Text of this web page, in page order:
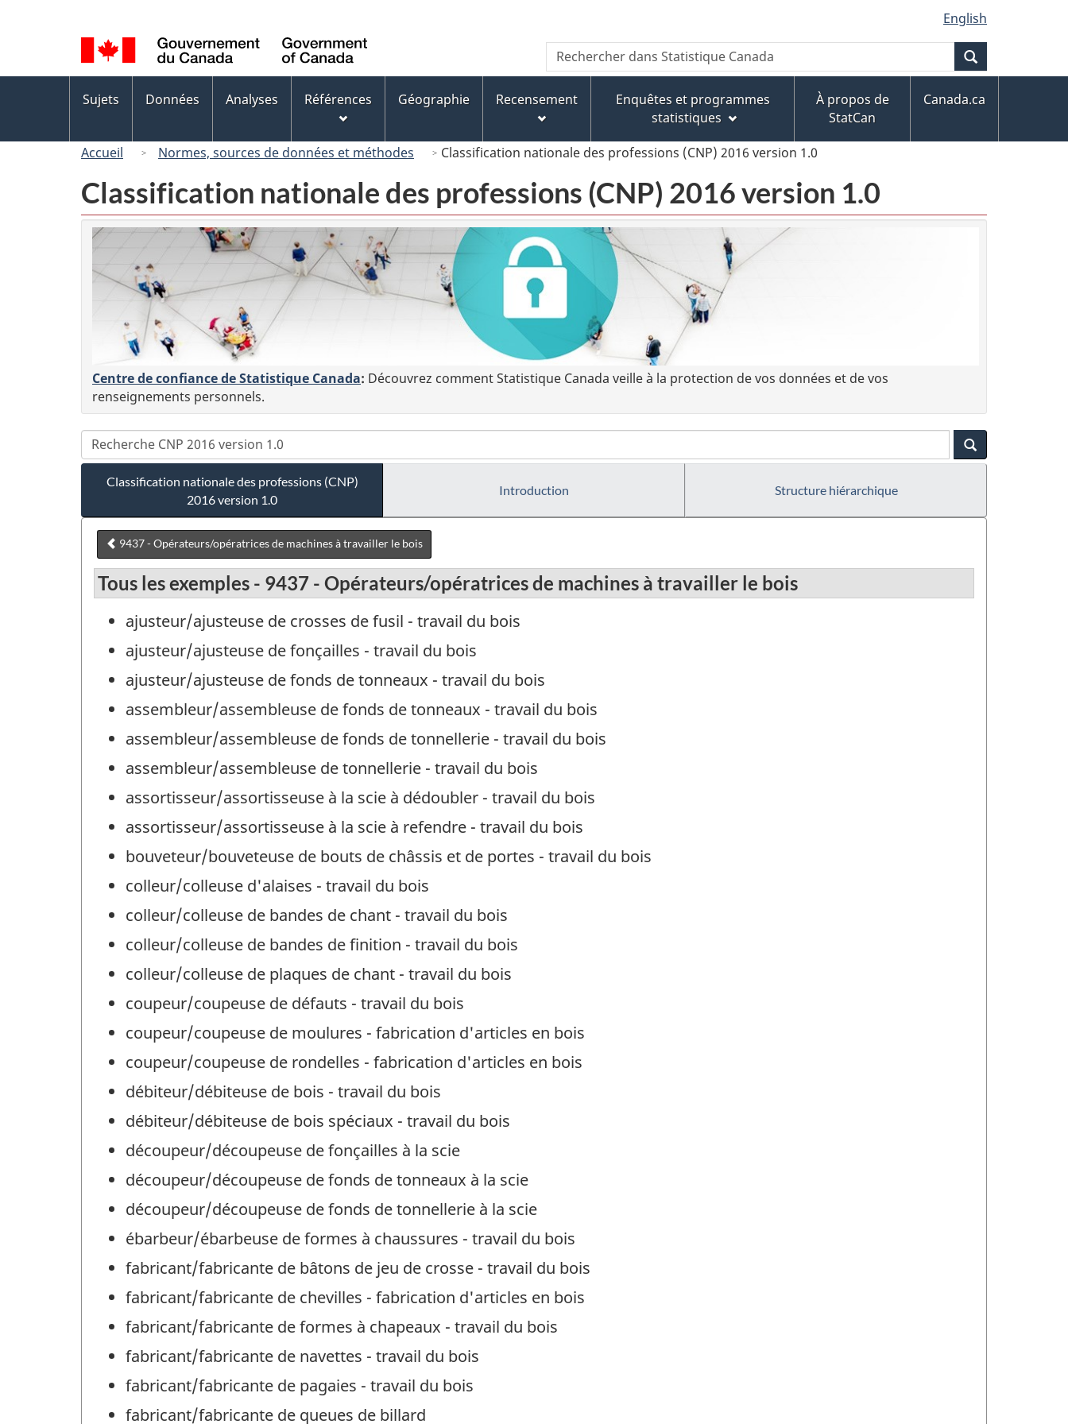
au
Gestionnaire
des
Invitations
au
contenu
principal
« À
propos
de
ce
version
HTML
simplifiée
de
la
langue
English
Canada
Recherche
Rechercher
dans
Canada
des
Sujets Données Analyses Références Géographie Recensement
Enquêtes et programmes
statistiques
À propos de
StatCan
Canada.ca
Accueil Normes, sources de données et méthodes Classification nationale des professions (CNP) 2016 version 1.0
Classification nationale des professions (CNP) 2016 version 1.0
Centre de confiance de Statistique Canada: Découvrez comment Statistique Canada veille à la protection de vos données et de vos
renseignements personnels.
Classification nationale des professions (CNP)
2016 version 1.0
Introduction Structure hiérarchique
9437 - Opérateurs/opératrices de machines à travailler le bois
Tous les exemples - 9437 - Opérateurs/opératrices de machines à travailler le bois
ajusteur/ajusteuse de crosses de fusil - travail du bois
ajusteur/ajusteuse de fonçailles - travail du bois
ajusteur/ajusteuse de fonds de tonneaux - travail du bois
assembleur/assembleuse de fonds de tonneaux - travail du bois
assembleur/assembleuse de fonds de tonnellerie - travail du bois
assembleur/assembleuse de tonnellerie - travail du bois
assortisseur/assortisseuse à la scie à dédoubler - travail du bois
assortisseur/assortisseuse à la scie à refendre - travail du bois
bouveteur/bouveteuse de bouts de châssis et de portes - travail du bois
colleur/colleuse d'alaises - travail du bois
colleur/colleuse de bandes de chant - travail du bois
colleur/colleuse de bandes de finition - travail du bois
colleur/colleuse de plaques de chant - travail du bois
coupeur/coupeuse de défauts - travail du bois
coupeur/coupeuse de moulures - fabrication d'articles en bois
coupeur/coupeuse de rondelles - fabrication d'articles en bois
débiteur/débiteuse de bois - travail du bois
débiteur/débiteuse de bois spéciaux - travail du bois
découpeur/découpeuse de fonçailles à la scie
découpeur/découpeuse de fonds de tonneaux à la scie
découpeur/découpeuse de fonds de tonnellerie à la scie
ébarbeur/ébarbeuse de formes à chaussures - travail du bois
fabricant/fabricante de bâtons de jeu de crosse - travail du bois
fabricant/fabricante de chevilles - fabrication d'articles en bois
fabricant/fabricante de formes à chapeaux - travail du bois
fabricant/fabricante de navettes - travail du bois
fabricant/fabricante de pagaies - travail du bois
fabricant/fabricante de queues de billard